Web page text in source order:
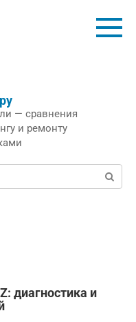
— сравнения
и ремонту
диагностика и